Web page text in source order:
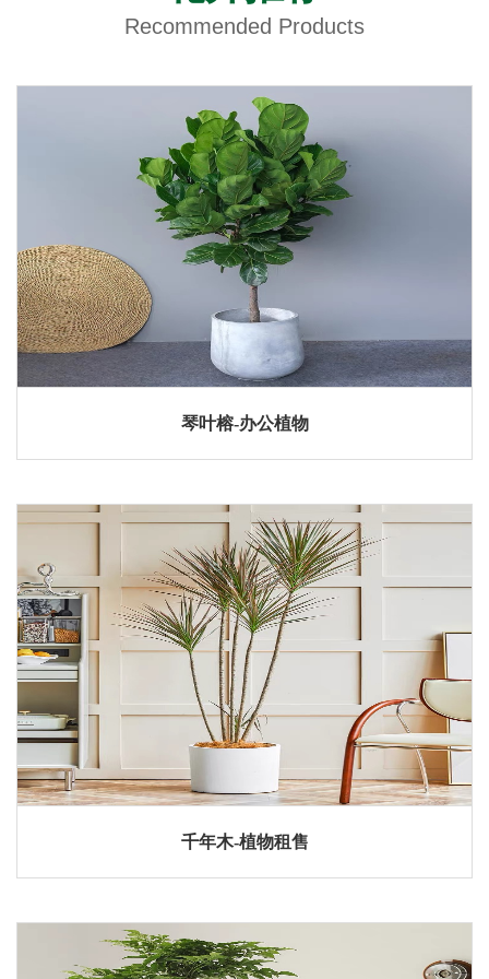
Recommended Products
琴叶榕-办公植物
千年木-植物租售